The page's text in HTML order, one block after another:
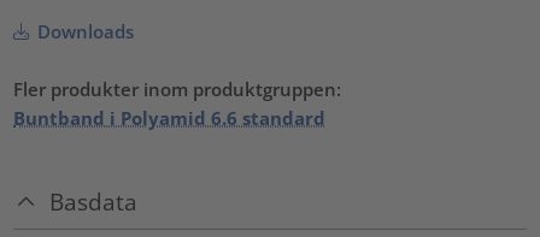
Downloads
Fler produkter inom produktgruppen:
Buntband i Polyamid 6.6 standard
Basdata